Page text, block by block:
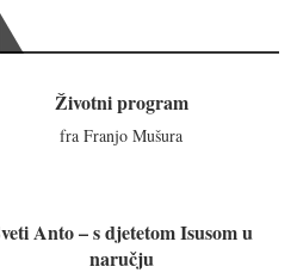
Životni program
fra Franjo Mušura
Anto – s djetetom Isusom u
naručju